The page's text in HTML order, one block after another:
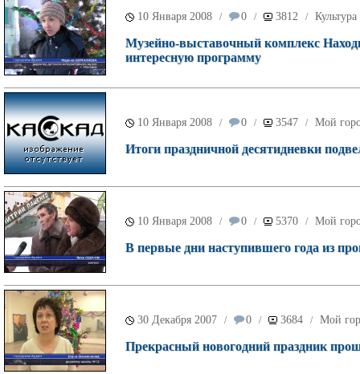
10 Января 2008 / 0 / 3812 / Культура
Музейно-выставочный комплекс
интересную программу
10 Января 2008 / 0 / 3547 / Мой
Итоги праздничной десятидневки
10 Января 2008 / 0 / 5370 / Мой
В первые дни наступившего года из
30 Декабря 2007 / 0 / 3684 / Мой
Прекрасный новогодний праздник